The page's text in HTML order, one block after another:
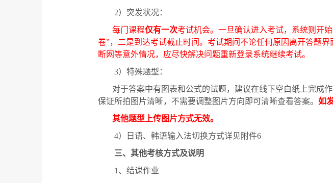
2）突发状况：
每门课程仅有一次考试机会。一旦确认进入考试，系统则开
卷”，二是到达考试截止时间。考试期间不论任何原因离开答题
断网等意外情况，应尽快解决问题重新登录系统继续考试。
3）特殊题型：
对于答案中有图表和公式的试题，建议在线下空白纸上完成
保证所拍图片清晰，不需要调整图片方向即可清晰查看答案。 如
其他题型上传图片方式无效。
4）日语、韩语输入法切换方式详见附件6
三、其他考核方式及说明
1 、结课作业